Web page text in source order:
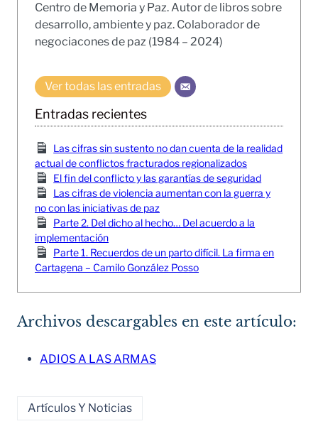
Centro de Memoria y Paz. Autor de libros sobre
desarrollo, ambiente y paz. Colaborador de
negociacones de paz (1984 – 2024)
Ver todas las entradas
Entradas recientes
Las cifras sin sustento no dan cuenta de la realidad
actual de conflictos fracturados regionalizados
El fin del conflicto y las garantías de seguridad
Las cifras de violencia aumentan con la guerra y
no con las iniciativas de paz
Parte 2. Del dicho al hecho… Del acuerdo a la
implementación
Parte 1. Recuerdos de un parto difícil. La firma en
Cartagena – Camilo González Posso
Archivos descargables en este artículo:
ADIOS A LAS ARMAS
Artículos Y Noticias